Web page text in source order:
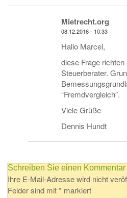
Mietrecht.org
08.12.2016 - 10:33
Hallo Marcel,
diese Frage
Steuerberater.
“Fremdvergleich”.
Viele Grüße
Dennis Hundt
Schreiben Sie einen Kommentar
Ihre E-Mail-Adresse wird nicht
Felder sind mit* markiert